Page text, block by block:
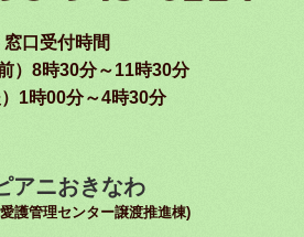
窓口受付時間
）8時30分～11時30分
）1時00分～4時30分
アニおきなわ
護管理センター譲渡推進棟)